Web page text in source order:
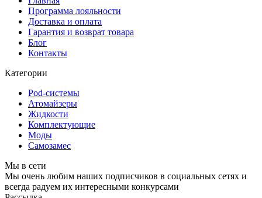
Программа лояльности
Доставка и оплата
Гарантия и возврат товара
Блог
Контакты
Категории
Pod-системы
Атомайзеры
Жидкости
Комплектующие
Моды
Самозамес
Мы в сети
Мы очень любим наших подписчиков в социальных сетях и
всегда радуем их интересными конкурсами